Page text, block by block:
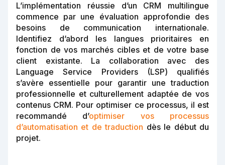
L’implémentation réussie d’un CRM multilingue
commence par une évaluation approfondie des
besoins de communication internationale.
Identifiez d’abord les langues prioritaires en
fonction de vos marchés cibles et de votre base
client existante. La collaboration avec des
Language Service Providers (LSP) qualifiés
s’avère essentielle pour garantir une traduction
professionnelle et culturellement adaptée de vos
contenus CRM. Pour optimiser ce processus, il est
recommandé d’optimiser vos processus
d’automatisation et de traduction dès le début du
projet.